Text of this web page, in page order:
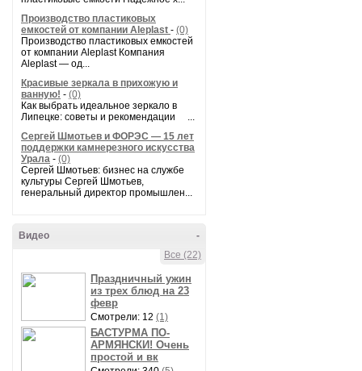
Производство пластиковых
емкостей от компании Aleplast - (0)
Производство пластиковых емкостей
от компании Aleplast Компания
Aleplast — од...
Красивые зеркала в прихожую и
ванную! - (0)
Как выбрать идеальное зеркало в
Липецке: советы и рекомендации ...
Сергей Шмотьев и ФОРЭС — 15 лет
поддержки камнерезного искусства
Урала - (0)
Сергей Шмотьев: бизнес на службе
культуры Сергей Шмотьев,
генеральный директор промышлен...
-
Видео
Все (22)
Праздничный ужин
из трех блюд на 23
февр
Смотрели: 12 (1)
БАСТУРМА ПО-
АРМЯНСКИ! Очень
простой и вк